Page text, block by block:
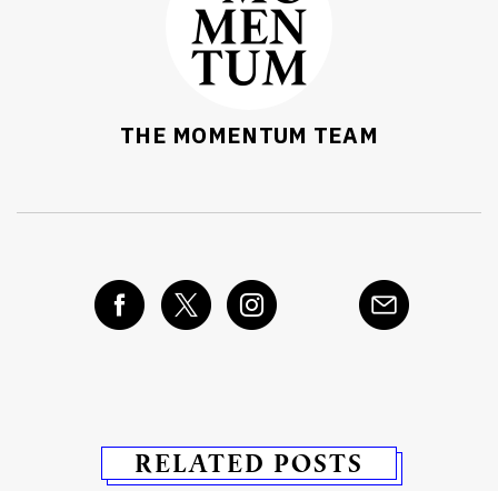
THE MOMENTUM TEAM
RELATED POSTS